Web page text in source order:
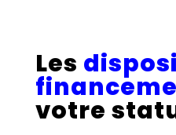
Les
votre